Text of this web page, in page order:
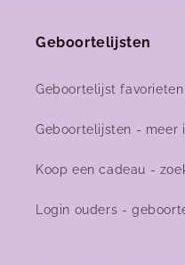
Geboortelijsten
Geboortelijst favorieten
Geboortelijsten - meer
Koop een cadeau -
Login ouders -